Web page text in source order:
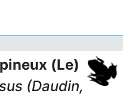
(Le)
(Daudin,